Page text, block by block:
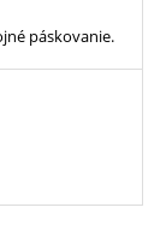
páskovanie.